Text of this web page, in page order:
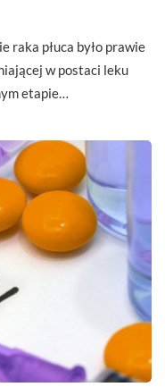
raka płuca było prawie
w postaci leku
etapie…